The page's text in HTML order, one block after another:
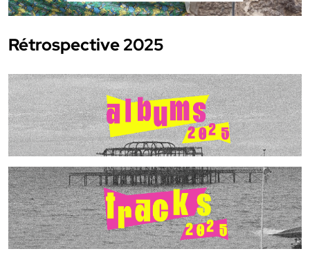
Rétrospective 2025